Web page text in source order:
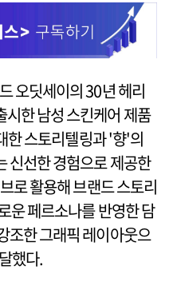
오딧세이의 30년 헤리
시한 남성 스킨케어 제품
한 스토리텔링과 '향'의
신선한 경험으로 제공한
로 활용해 브랜드 스토리
운 페르소나를 반영한 담
조한 그래픽 레이아웃으
했다.